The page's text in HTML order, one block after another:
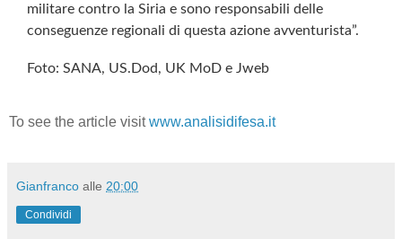
militare contro la Siria e sono responsabili delle
conseguenze regionali di questa azione avventurista”.
Foto: SANA, US.Dod, UK MoD e Jweb
To see the article visitwww.analisidifesa.it
Gianfranco alle 20:00
Condividi